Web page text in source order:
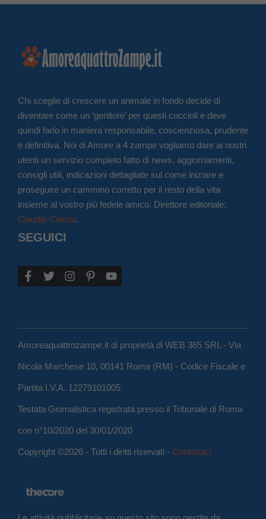
Chi sceglie di crescere un animale in fondo decide di
diventare come un ‘genitore’ per questi cuccioli e deve
quindi farlo in maniera responsabile, coscienziosa, prudente
e definitiva. Noi di Amore a 4 zampe vogliamo dare ai nostri
utenti un servizio completo fatto di news, aggiornamenti,
consigli utili, indicazioni dettagliate sul come iniziare e
proseguire un cammino corretto per il resto della vita
insieme al vostro più fedele amico. Direttore editoriale:
Claudia Colono.
SEGUICI
Amoreaquattrozampe.it di proprietà di WEB 365 SRL - Via
Nicola Marchese 10, 00141 Roma (RM) - Codice Fiscale e
Partita I.V.A. 12279101005
Testata Giornalistica registrata presso il Tribunale di Roma
con n°10/2020 del 30/01/2020
Copyright ©2026 - Tutti i diritti riservati - Contattaci